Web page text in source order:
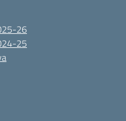
26
25